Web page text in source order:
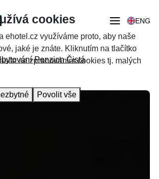
ENG
Penzion Čistá
cookies
ehotel.cz využíváme proto, aby naše
jaké je znáte. Kliknutím na tlačítko
se zpracováním cookies tj. malých
Povolit vše